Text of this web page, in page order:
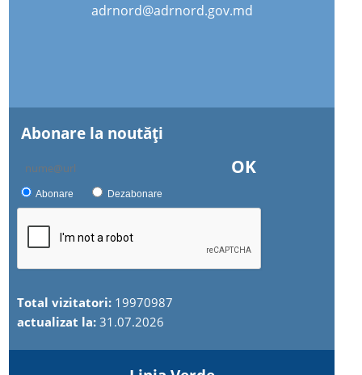
adrnord@adrnord.gov.md
Abonare la noutăţi
OK
Abonare Dezabonare
Total vizitatori: 19970987
actualizat la:31.07.2026